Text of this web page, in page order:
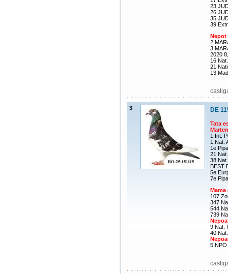
23
26
35
39
Nepot
2
3
2020
16
21
13
3 DE
Tata
1 Int.
1 Nat.
1e
21
38
BEST
5e
7e
Mama
107
347
544
739
9 Nat.
40
5